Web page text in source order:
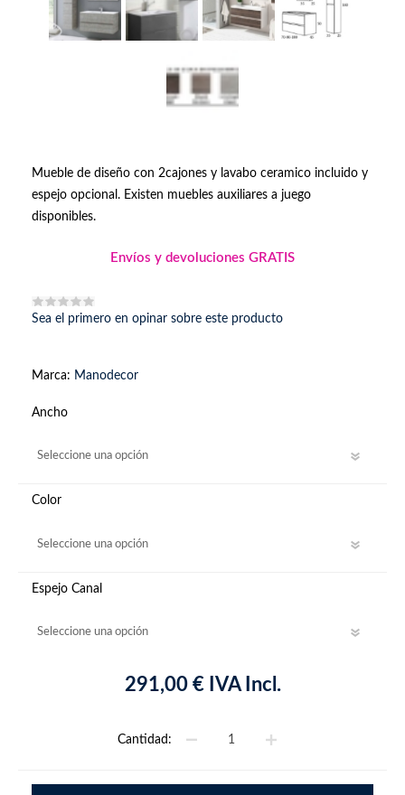
Mueble de diseño con 2cajones y lavabo ceramico incluido y
espejo opcional. Existen muebles auxiliares a juego
disponibles.
Envíos y devoluciones GRATIS
Sea el primero en opinar sobre este producto
Marca: Manodecor
Ancho
Color
Espejo Canal
291,00 € IVA Incl.
Cantidad: